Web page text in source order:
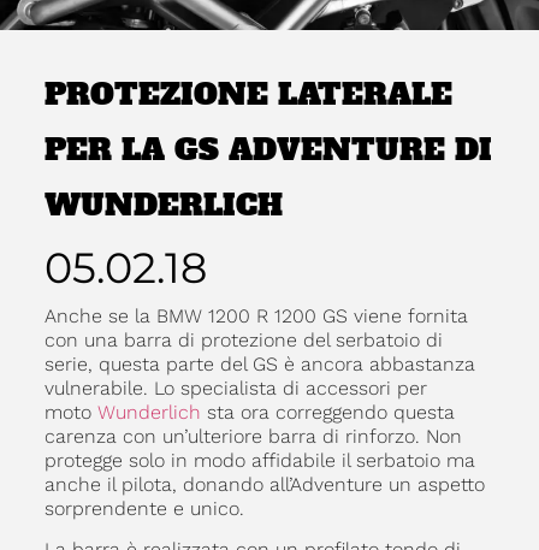
PROTEZIONE LATERALE
PER LA GS ADVENTURE DI
WUNDERLICH
05.02.18
Anche se la BMW 1200 R 1200 GS viene fornita
con una barra di protezione del serbatoio di
serie, questa parte del GS è ancora abbastanza
vulnerabile. Lo specialista di accessori per
moto Wunderlich sta ora correggendo questa
carenza con un’ulteriore barra di rinforzo. Non
protegge solo in modo affidabile il serbatoio ma
anche il pilota, donando all’Adventure un aspetto
sorprendente e unico.